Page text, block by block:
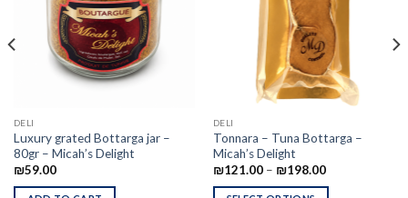
DELI
Luxury grated Bottarga jar –
80gr – Micah’s Delight
₪59.00
DELI
Tonnara – Tuna Bottarga –
Micah’s Delight
₪121.00– ₪198.00